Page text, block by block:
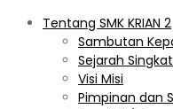
Tentang SMK KRIAN 2
Sambutan
Sejarah Singkat
Visi Misi
Pimpinan dan